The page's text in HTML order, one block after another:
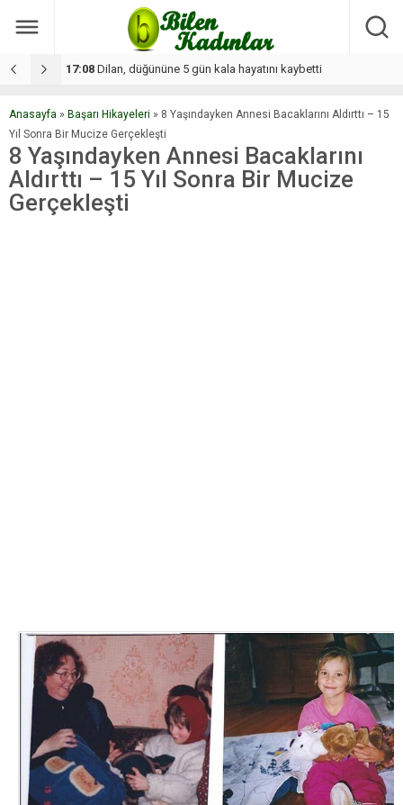
17:08 Dilan, düğününe 5 gün kala hayatını kaybetti
Anasayfa » Başarı Hikayeleri » 8 Yaşındayken Annesi Bacaklarını Aldırttı – 15
Yıl Sonra Bir Mucize Gerçekleşti
8 Yaşındayken Annesi Bacaklarını
Aldırttı – 15 Yıl Sonra Bir Mucize
Gerçekleşti